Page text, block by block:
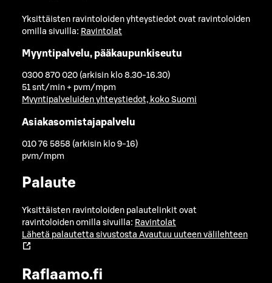
Yksittäisten ravintoloiden yhteystiedot ovat ravintoloiden
omilla sivuilla: Ravintolat
Myyntipalvelu, pääkaupunkiseutu
0300 870 020 (arkisin klo 8.30-16.30)
51 snt/min + pvm/mpm
Myyntipalveluiden yhteystiedot, koko Suomi
Asiakasomistajapalvelu
010 76 5858 (arkisin klo 9-16)
pvm/mpm
Palaute
Yksittäisten ravintoloiden palautelinkit ovat
ravintoloiden omilla sivuilla: Ravintolat
Lähetä palautetta sivustosta Avautuu uuteen välilehteen
Raflaamo.fi